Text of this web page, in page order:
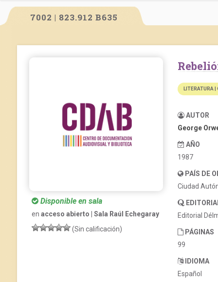
7002 | 823.912 B635
Disponible en sala
en acceso abierto | Sala Raúl Echegaray
(Sin calificación)
LITERATURA |
AUTOR
George
AÑO
1987
PAÍS DE
Ciudad
Editorial
PÁGINAS
99
IDIOMA
Español